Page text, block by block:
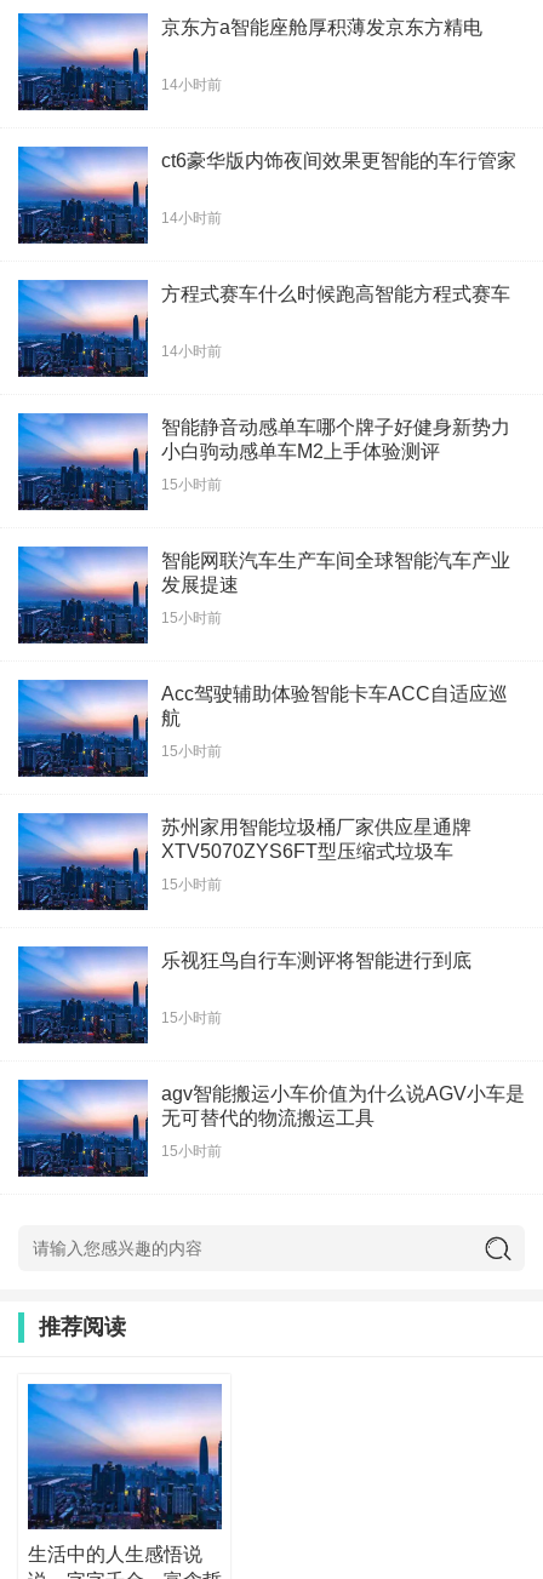
京东方a智能座舱厚积薄发京东方精电
14小时前
ct6豪华版内饰夜间效果更智能的车行管家
14小时前
方程式赛车什么时候跑高智能方程式赛车
14小时前
智能静音动感单车哪个牌子好健身新势力
小白驹动感单车M2上手体验测评
15小时前
智能网联汽车生产车间全球智能汽车产业
发展提速
15小时前
Acc驾驶辅助体验智能卡车ACC自适应巡
航
15小时前
苏州家用智能垃圾桶厂家供应星通牌
XTV5070ZYS6FT型压缩式垃圾车
15小时前
乐视狂鸟自行车测评将智能进行到底
15小时前
agv智能搬运小车价值为什么说AGV小车是
无可替代的物流搬运工具
15小时前
推荐阅读
生活中的人生感悟说